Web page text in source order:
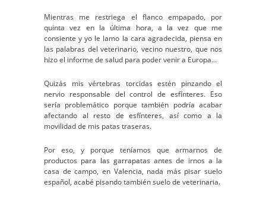
Mientras me restriega el flanco empapado, por
quinta vez en la última hora, a la vez que me
consiente y yo le lamo la cara agradecida, piensa en
las palabras del veterinario, vecino nuestro, que nos
hizo el informe de salud para poder venir a Europa…
Quizás mis vértebras torcidas estén pinzando el
nervio responsable del control de esfínteres. Eso
sería problemático porque también podría acabar
afectando al resto de esfínteres, así como a la
movilidad de mis patas traseras.
Por eso, y porque teníamos que armarnos de
productos para las garrapatas antes de irnos a la
casa de campo, en Valencia, nada más pisar suelo
español, acabé pisando también suelo de veterinaria.